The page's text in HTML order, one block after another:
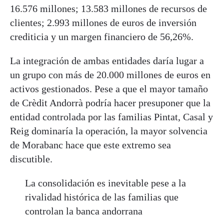
16.576 millones; 13.583 millones de recursos de
clientes; 2.993 millones de euros de inversión
crediticia y un margen financiero de 56,26%.
La integración de ambas entidades daría lugar a
un grupo con más de 20.000 millones de euros en
activos gestionados. Pese a que el mayor tamaño
de Crèdit Andorrà podría hacer presuponer que la
entidad controlada por las familias Pintat, Casal y
Reig dominaría la operación, la mayor solvencia
de Morabanc hace que este extremo sea
discutible.
La consolidación es inevitable pese a la
rivalidad histórica de las familias que
controlan la banca andorrana